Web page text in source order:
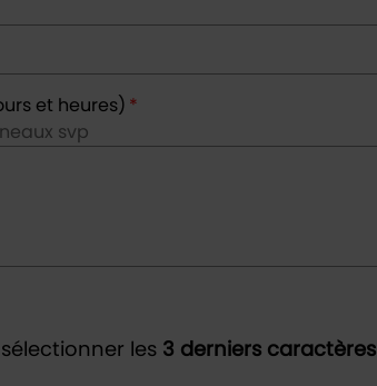
et heures) *
svp
les 3 derniers caractères